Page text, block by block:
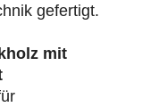
gefertigt.
mit